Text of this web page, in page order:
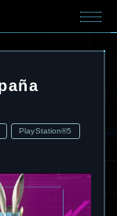
PlayStation®5